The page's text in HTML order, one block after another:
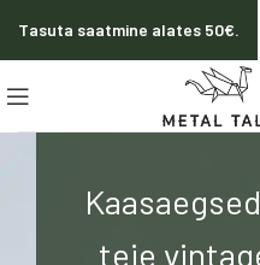
teie
Tasuta saatmine alates 50€.